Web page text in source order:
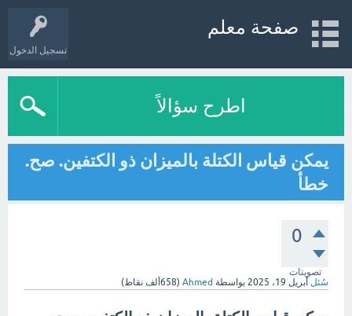
تسجيل الدخول
صفحة معلم
اطرح سؤالاً
يمكن قياس الكتلة بالميزان ذو الكتفين. صح.
خطأ
0
تصويتات
سُئل أبريل 19، 2025 بواسطة Ahmed
(658ألف نقاط)